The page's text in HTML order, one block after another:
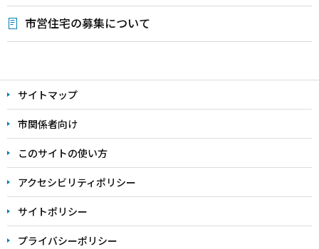
市営住宅の募集について
文
こ
こ
ま
で
サイトマップ
市関係者向け
このサイトの使い方
アクセシビリティポリシー
サイトポリシー
プライバシーポリシー